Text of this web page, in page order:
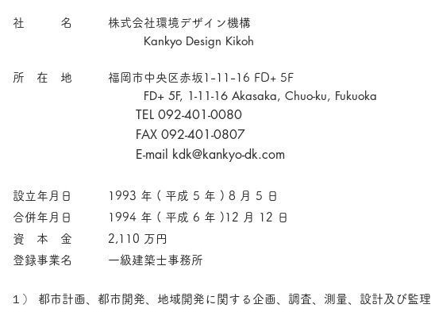
社 名 株式会社環境デザイン機構
Kankyo Design Kikoh
所 在 地 福岡市中央区赤坂1-11-16 FD+ 5F
FD+ 5F, 1-11-16 Akasaka, Chuo-ku, Fukuoka
TEL 092-401-0080
FAX 092-401-0807
E-mail kdk@kankyo-dk.com
設立年月日 1993 年 ( 平成 5 年 ) 8 月 5 日
合併年月日 1994 年 ( 平成 6 年 )12 月 12 日
資 本 金 2,110 万円
登録事業名 一級建築士事務所
１） 都市計画、都市開発、地域開発に関する企画、調査、測量、設計及び監理